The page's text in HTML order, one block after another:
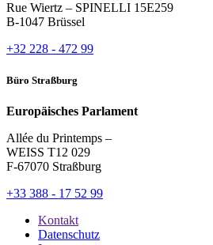
Rue Wiertz – SPINELLI 15E259
B-1047 Brüssel
+32 228 - 472 99
Büro Straßburg
Europäisches Parlament
Allée du Printemps –
WEISS T12 029
F-67070 Straßburg
+33 388 - 17 52 99
Kontakt
Datenschutz